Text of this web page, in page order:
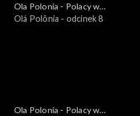
Ola Polonia - Polacy w
Brazylii i Ameryce
Olá Polônia - odcinek 8
Ola Polonia - Polacy w